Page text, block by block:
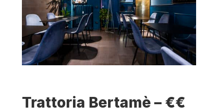
Trattoria Bertamè – €€